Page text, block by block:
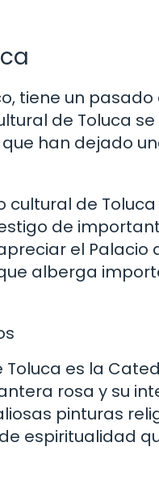
tiene un
de Toluca
han dejado
de Toluca
de
el Palacio
alberga
es la
rosa y su
pinturas
espiritualidad